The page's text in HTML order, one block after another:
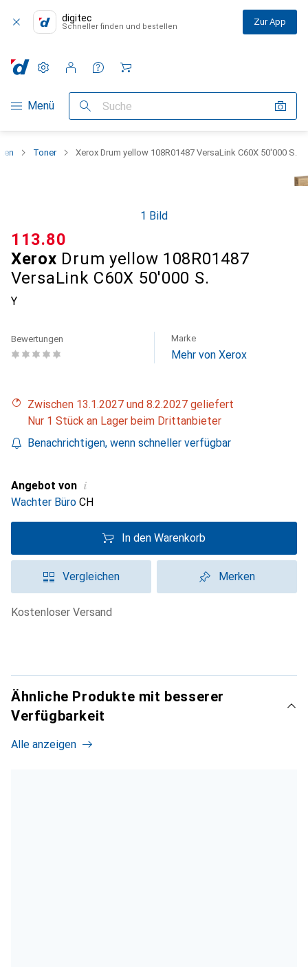
digitec
Schneller finden und bestellen Zur App
Navigation nach Kategorien
Menü Suche
Einstellungen
Kundenkonto
Vergleichslisten
Merklisten
Warenkorb
Toner Xerox Drum yellow 108R01487 VersaLink C60X 50'000 S.
1 Bild
Xerox Drum yellow 108R01487
VersaLink C60X 50'000 S.
Y
CHF
113.80
Bewertungen Marke
Mehr von Xerox
Zwischen 13.1.2027 und 8.2.2027 geliefert
Nur 1 Stück an Lager beim Drittanbieter
Benachrichtigen, wenn schneller verfügbar
Angebot von i
Wachter Büro CH
In den Warenkorb
Vergleichen Merken
kostenloser Versand
Ähnliche Produkte mit besserer
Verfügbarkeit
Alle anzeigen